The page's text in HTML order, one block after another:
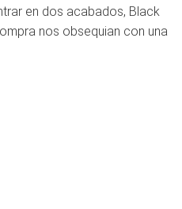
en dos acabados, Black
nos obsequian con una